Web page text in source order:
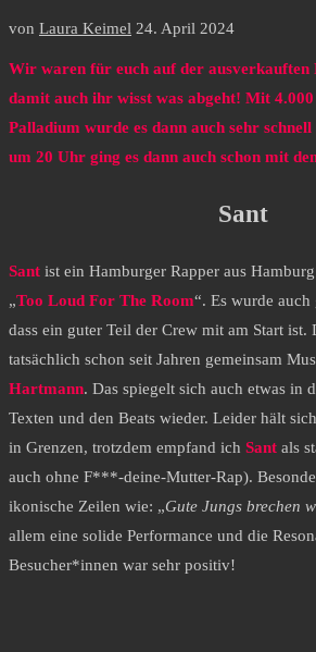
von Laura Keimel 24. April 2024
Wir waren für euch auf der ausverkauften
damit auch ihr wisst was abgeht! Mit
Palladium wurde es dann auch sehr
um 20 Uhr ging es dann auch schon mit
Sant
Sant ist ein Hamburger Rapper aus
„Too Loud For The Room“. Es wurde
dass ein guter Teil der Crew mit am Start ist.
tatsächlich schon seit Jahren gemeinsam
Hartmann. Das spiegelt sich auch etwas in
Texten und den Beats wieder. Leider hält
in Grenzen, trotzdem empfand ich Sant als
auch ohne F***-deine-Mutter-Rap).
ikonische Zeilen wie: „Gute Jungs brechen
allem eine solide Performance und die
Besucher*innen war sehr positiv!